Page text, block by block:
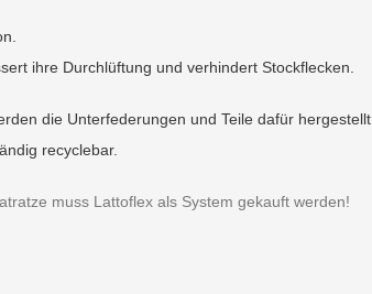
ihre Durchlüftung und verhindert Stockflecken.
die Unterfederungen und Teile dafür hergestellt.
recyclebar.
muss Lattoflex als System gekauft werden!